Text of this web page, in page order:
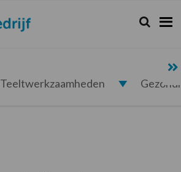
Zoeken...
Zoek
Teeltwerkzaamheden